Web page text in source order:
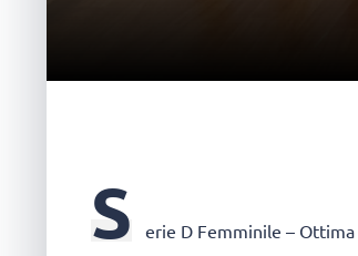
S erie D Femminile –